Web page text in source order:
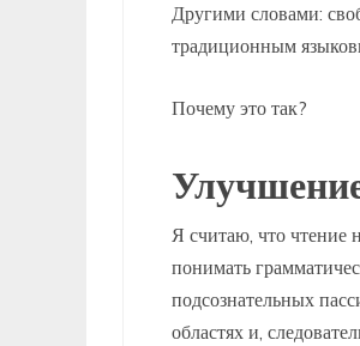
Другими словами:
традиционным
Почему это так?
Я считаю, что чтение
понимать
подсознательных
областях и,